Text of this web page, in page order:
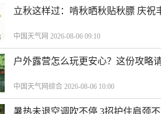
立秋这样过：啃秋晒秋贴秋膘 庆祝
中国天气网 2026-08-06 09:10
户外露营怎么玩更安心？这份攻略
中国天气网综合 2026-08-06 10:00
暑热未退空调吹不停 3招护住肩颈